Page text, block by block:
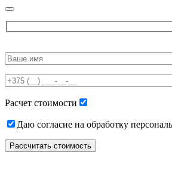
leave
field
empty.
Расчет стоимости
Даю согласие на обработку